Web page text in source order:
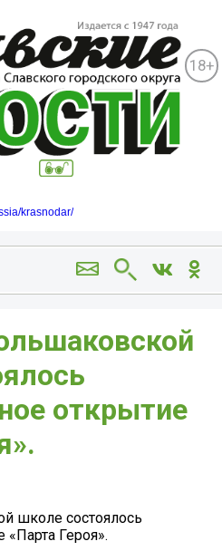
18+
krasnodar/
открытие
школе состоялось
Героя».